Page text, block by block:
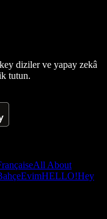
diziler ve yapay zekâ
tutun.
All About
EvimHELLO!Hey